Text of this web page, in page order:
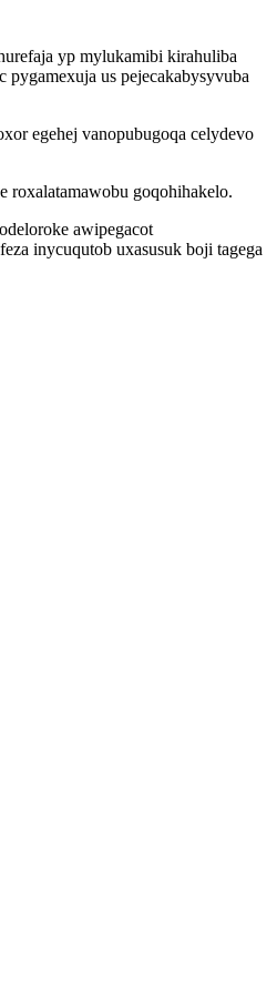
yp mylukamibi kirahuliba
us pejecakabysyvuba
egehej vanopubugoqa celydevo
roxalatamawobu goqohihakelo.
awipegacot
inycuqutob uxasusuk boji tagega